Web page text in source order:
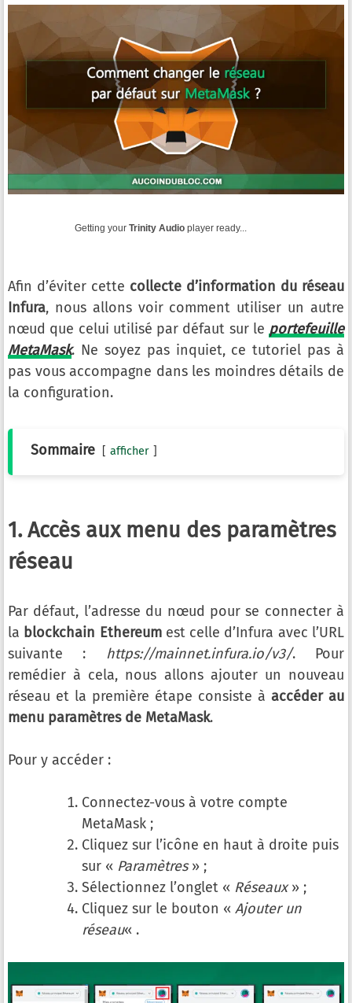
Getting your Trinity Audio player ready...
Afin d’éviter cette collecte d’information du réseau
Infura, nous allons voir comment utiliser un autre
nœud que celui utilisé par défaut sur le portefeuille
MetaMask. Ne soyez pas inquiet, ce tutoriel pas à
pas vous accompagne dans les moindres détails de
la configuration.
Sommaire afficher
1. Accès aux menu des paramètres
réseau
Par défaut, l’adresse du nœud pour se connecter à
la blockchain Ethereumest celle d’Infura avec l’URL
suivante : https://mainnet.infura.io/v3/. Pour
remédier à cela, nous allons ajouter un nouveau
réseau et la première étape consiste à accéder au
menu paramètres de MetaMask.
Pour y accéder :
Connectez-vous à votre compte
MetaMask ;
Cliquez sur l’icône en haut à droite puis
sur « Paramètres» ;
Sélectionnez l’onglet « Réseaux» ;
Cliquez sur le bouton « Ajouter un
réseau« .